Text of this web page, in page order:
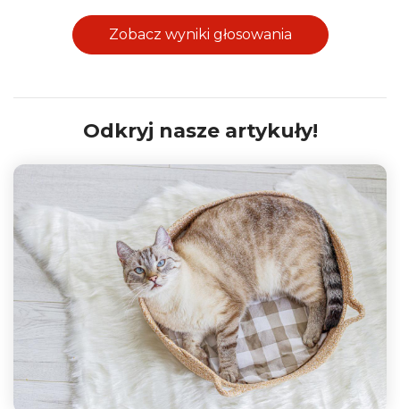
Zobacz wyniki głosowania
Odkryj nasze artykuły!